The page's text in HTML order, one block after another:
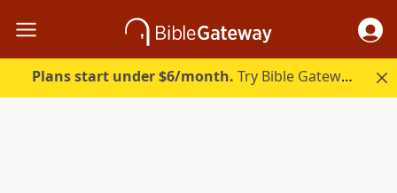
Plans start under $6/month. Try Bible Gateway Plus.